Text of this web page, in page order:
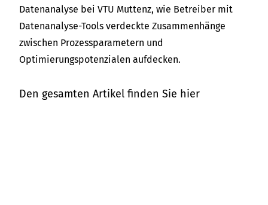
Datenanalyse bei VTU Muttenz, wie Betreiber mit
Datenanalyse-Tools verdeckte Zusammenhänge
zwischen Prozessparametern und
Optimierungspotenzialen aufdecken.
Den gesamten Artikel finden Sie hier